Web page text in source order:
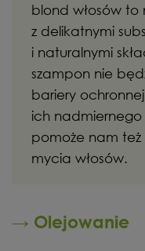
blond włosów
z delikatnymi
i naturalnymi
szampon nie
bariery
ich
pomoże nam
mycia włosów.
→ Olejowanie